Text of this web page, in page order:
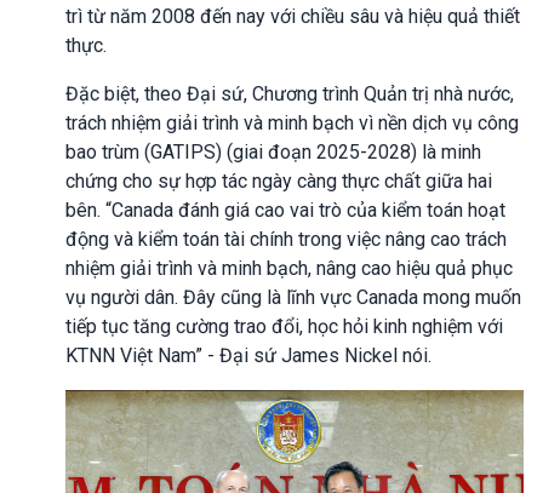
trì từ năm 2008 đến nay với chiều sâu và hiệu quả thiết
thực.
Đặc biệt, theo Đại sứ, Chương trình Quản trị nhà nước,
trách nhiệm giải trình và minh bạch vì nền dịch vụ công
bao trùm (GATIPS) (giai đoạn 2025-2028) là minh
chứng cho sự hợp tác ngày càng thực chất giữa hai
bên. “Canada đánh giá cao vai trò của kiểm toán hoạt
động và kiểm toán tài chính trong việc nâng cao trách
nhiệm giải trình và minh bạch, nâng cao hiệu quả phục
vụ người dân. Đây cũng là lĩnh vực Canada mong muốn
tiếp tục tăng cường trao đổi, học hỏi kinh nghiệm với
KTNN Việt Nam” - Đại sứ James Nickel nói.